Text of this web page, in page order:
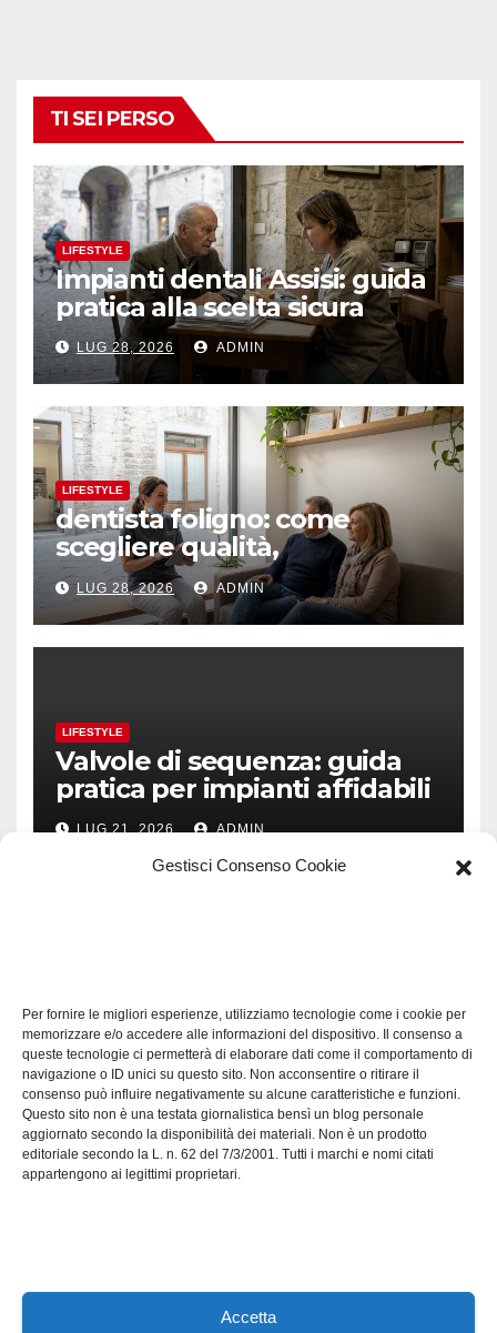
Gestisci Consenso Cookie
Per fornire le migliori esperienze, utilizziamo tecnologie come i cookie per
memorizzare e/o accedere alle informazioni del dispositivo. Il consenso a
queste tecnologie ci permetterà di elaborare dati come il comportamento di
navigazione o ID unici su questo sito. Non acconsentire o ritirare il
consenso può influire negativamente su alcune caratteristiche e funzioni.
Questo sito non è una testata giornalistica bensì un blog personale
aggiornato secondo la disponibilità dei materiali. Non è un prodotto
editoriale secondo la L. n. 62 del 7/3/2001. Tutti i marchi e nomi citati
appartengono ai legittimi proprietari.
Accetta
TI SEI PERSO
LIFESTYLE
Impianti dentali Assisi: guida
pratica alla scelta sicura
LUG 28, 2026 ADMIN
LIFESTYLE
dentista foligno: come
scegliere qualità,
prevenzione e fiducia
LUG 28, 2026 ADMIN
LIFESTYLE
Valvole di sequenza: guida
pratica per impianti affidabili
LUG 21, 2026 ADMIN
Software manutenzioni:
guida pratica alla scelta
efficace
LUG 17, 2026 ADMIN
Axeleroacademy.it